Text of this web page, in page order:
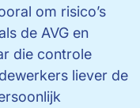
om risico’s
de AVG en
die controle
liever de